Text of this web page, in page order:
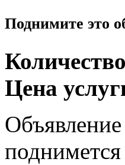
Поднимите это
Цена